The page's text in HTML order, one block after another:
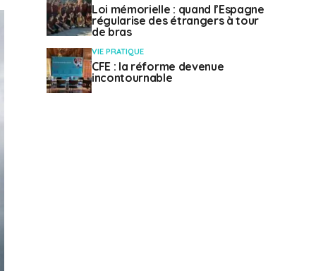
Loi mémorielle : quand l’Espagne
régularise des étrangers à tour
de bras
VIE PRATIQUE
CFE : la réforme devenue
incontournable